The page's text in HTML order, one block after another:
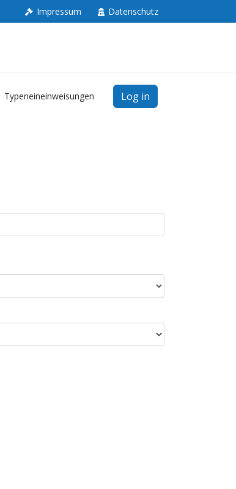
Impressum Datenschutz
Typeneineinweisungen Log in